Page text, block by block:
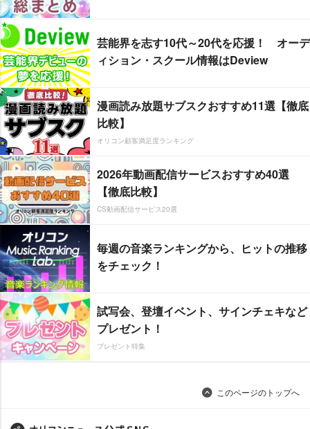
芸能界を志す10代～20代を応援！ オーデ
ィション・スクール情報はDeview
漫画読み放題サブスクおすすめ11選【徹底
比較】
オリコン顧客満足度ランキング
2026年動画配信サービスおすすめ40選
【徹底比較】
CS動画配信サービス20選
毎週の音楽ランキングから、ヒットの推移
をチェック！
試写会、登壇イベント、サインチェキなど
プレゼント！
プレゼント特集
このページのトップへ